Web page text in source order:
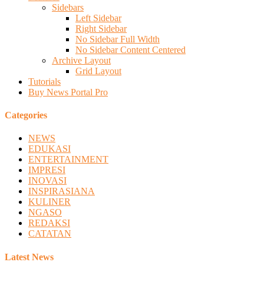
Sidebars
Left Sidebar
Right Sidebar
No Sidebar Full Width
No Sidebar Content Centered
Archive Layout
Grid Layout
Tutorials
Buy News Portal Pro
Categories
NEWS
EDUKASI
ENTERTAINMENT
IMPRESI
INOVASI
INSPIRASIANA
KULINER
NGASO
REDAKSI
CATATAN
Latest News